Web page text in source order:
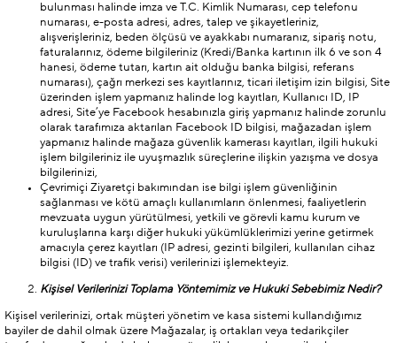
bulunması halinde imza ve T.C. Kimlik Numarası, cep telefonu
numarası, e-posta adresi, adres, talep ve şikayetleriniz,
alışverişleriniz, beden ölçüsü ve ayakkabı numaranız, sipariş notu,
faturalarınız, ödeme bilgileriniz (Kredi/Banka kartının ilk 6 ve son 4
hanesi, ödeme tutarı, kartın ait olduğu banka bilgisi, referans
numarası), çağrı merkezi ses kayıtlarınız, ticari iletişim izin bilgisi, Site
üzerinden işlem yapmanız halinde log kayıtları, Kullanıcı ID, IP
adresi, Site’ye Facebook hesabınızla giriş yapmanız halinde zorunlu
olarak tarafımıza aktarılan Facebook ID bilgisi, mağazadan işlem
yapmanız halinde mağaza güvenlik kamerası kayıtları, ilgili hukuki
işlem bilgileriniz ile uyuşmazlık süreçlerine ilişkin yazışma ve dosya
bilgilerinizi,
Çevrimiçi Ziyaretçi bakımından ise bilgi işlem güvenliğinin
sağlanması ve kötü amaçlı kullanımların önlenmesi, faaliyetlerin
mevzuata uygun yürütülmesi, yetkili ve görevli kamu kurum ve
kuruluşlarına karşı diğer hukuki yükümlüklerimizi yerine getirmek
amacıyla çerez kayıtları (IP adresi, gezinti bilgileri, kullanılan cihaz
bilgisi (ID) ve trafik verisi) verilerinizi işlemekteyiz.
Kişisel Verilerinizi Toplama Yöntemimiz ve Hukuki Sebebimiz Nedir?
Kişisel verilerinizi, ortak müşteri yönetim ve kasa sistemi kullandığımız
bayiler de dahil olmak üzere Mağazalar, iş ortakları veya tedarikçiler